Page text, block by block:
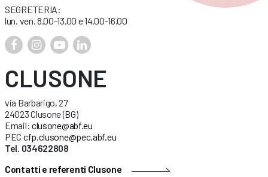
SEGRETERIA:
lun. ven. 8.00-13.00 e 14.00-16.00
CLUSONE
via Barbarigo, 27
24023 Clusone (BG)
Email: clusone@abf.eu
PEC cfp.clusone@pec.abf.eu
Tel. 034622808
Contatti e referenti Clusone